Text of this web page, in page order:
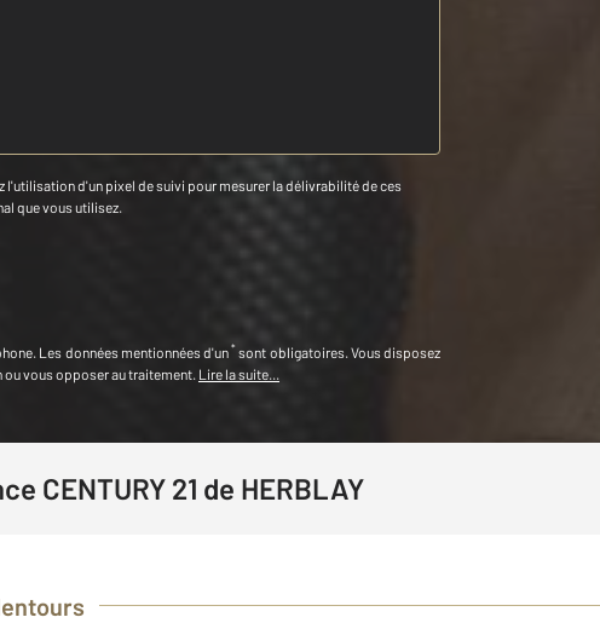
l'utilisation d'un pixel de suivi pour mesurer la délivrabilité de ces
que vous utilisez.
Les données mentionnées d'un * sont obligatoires. Vous disposez
vous opposer au traitement. Lire la suite...
CENTURY 21 de HERBLAY